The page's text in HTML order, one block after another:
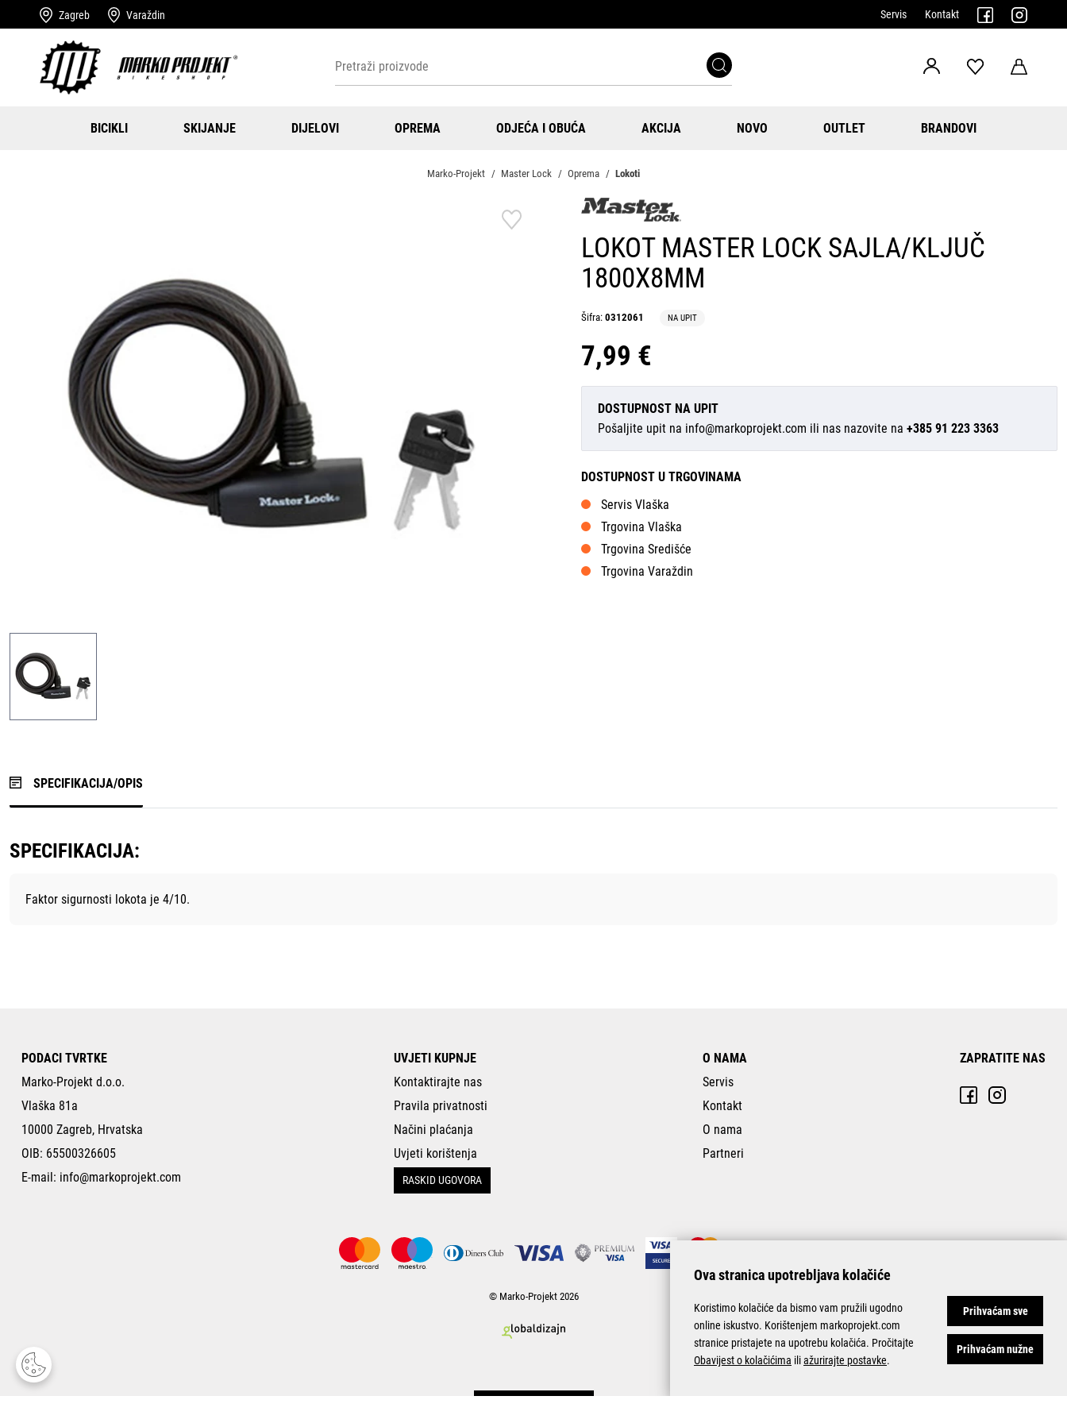
Zagreb Varaždin Servis Kontakt
BICIKLI SKIJANJE DIJELOVI OPREMA ODJEĆA I OBUĆA AKCIJA NOVO OUTLET BRANDOVI
Marko-Projekt Master Lock Oprema Lokoti
LOKOT MASTER LOCK SAJLA/KLJUČ
1800X8MM
Šifra: 0312061 NA UPIT
7,99 €
DOSTUPNOST NA UPIT
Pošaljite upit na info@markoprojekt.com ili nas nazovite na +385 91 223 3363
DOSTUPNOST U TRGOVINAMA
Servis Vlaška
Trgovina Vlaška
Trgovina Središće
Trgovina Varaždin
SPECIFIKACIJA/OPIS
SPECIFIKACIJA:
Faktor sigurnosti lokota je 4/10.
PODACI TVRTKE
Marko-Projekt d.o.o.
Vlaška 81a
10000 Zagreb, Hrvatska
OIB: 65500326605
E-mail: info@markoprojekt.com
UVJETI KUPNJE
Kontaktirajte nas
Pravila privatnosti
Načini plaćanja
Uvjeti korištenja
RASKID UGOVORA
O NAMA
Servis
Kontakt
O nama
Partneri
ZAPRATITE NAS
© Marko-Projekt 2026
Ova stranica upotrebljava kolačiće
Koristimo kolačiće da bismo vam pružili ugodno
online iskustvo. Korištenjem markoprojekt.com
stranice pristajete na upotrebu kolačića. Pročitajte
Obavijest o kolačićima iliažurirajte postavke.
Prihvaćam sve
Prihvaćam nužne